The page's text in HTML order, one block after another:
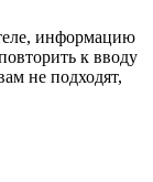
информацию
к вводу
не подходят,